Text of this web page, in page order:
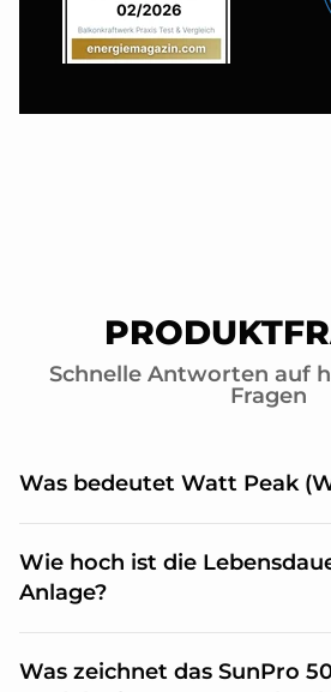
Schnelle Antworten auf
Fragen
Was bedeutet Watt Peak
von Photovoltaikmodulen wird
angegeben. Dies sind jedoch
Leistung immer leicht
dies, je höher die Wp-Leistung
Wie hoch ist die
Anlage?
30 Jahren und der
Was zeichnet das SunPro